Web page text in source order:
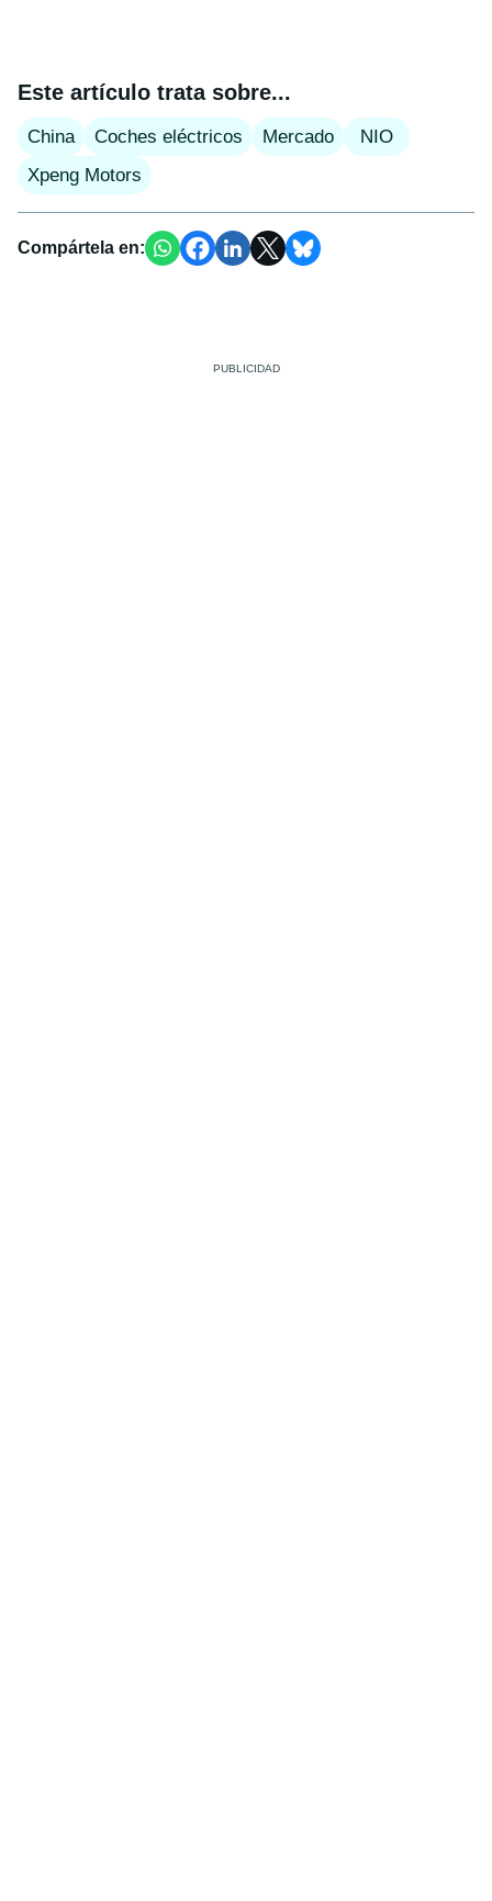
Este artículo trata sobre...
China Coches eléctricos Mercado
NIO
Xpeng Motors
Compártela en: